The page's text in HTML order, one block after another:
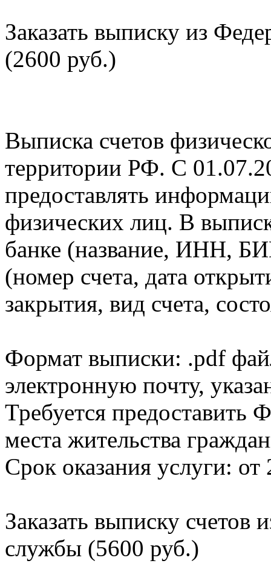
Заказать выписку из
(2600 руб.)
Выписка счетов
территории РФ. С
предоставлять
физических лиц. В
банке (название, ИНН,
(номер счета, дата
закрытия, вид счета,
Формат выписки: .pdf
электронную почту,
Требуется
места жительства
Срок оказания услуги: от
Заказать выписку счетов
службы (5600 руб.)